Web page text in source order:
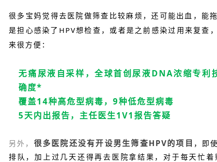
很多宝妈觉得去医院做筛查比较麻烦，还可能出血，能
是担心感染了HPV想检查，或者是之前感染过用来复查
来很方便：
无痛尿液自采样，全球首创尿液DNA浓缩专利
确度*
覆盖14种高危型病毒，9种低危型病毒
5天内出报告，主任医生1V1报告答疑
另外， 很多医院还没有开设男生筛查HPV的项目 ，即
排队，加上过几天还得再去医院拿结果，对于每天忙